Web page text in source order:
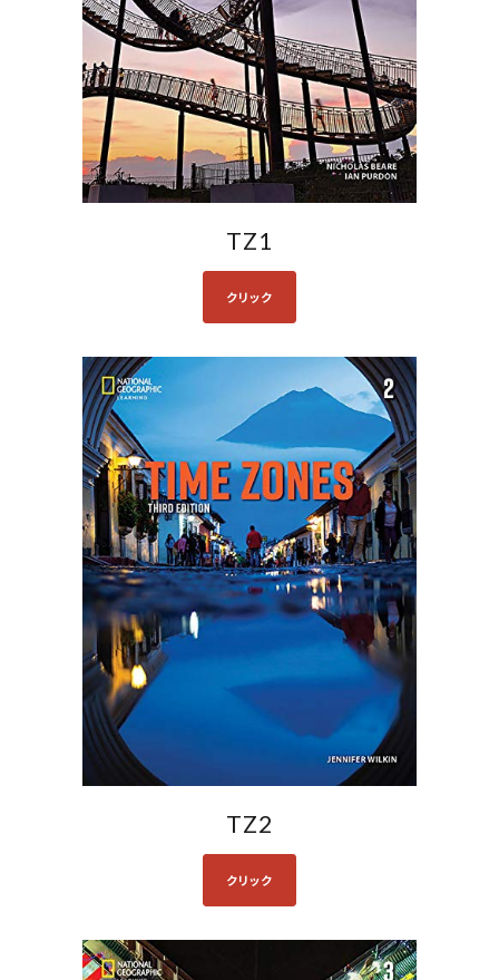
TZ1
クリック
TZ2
クリック